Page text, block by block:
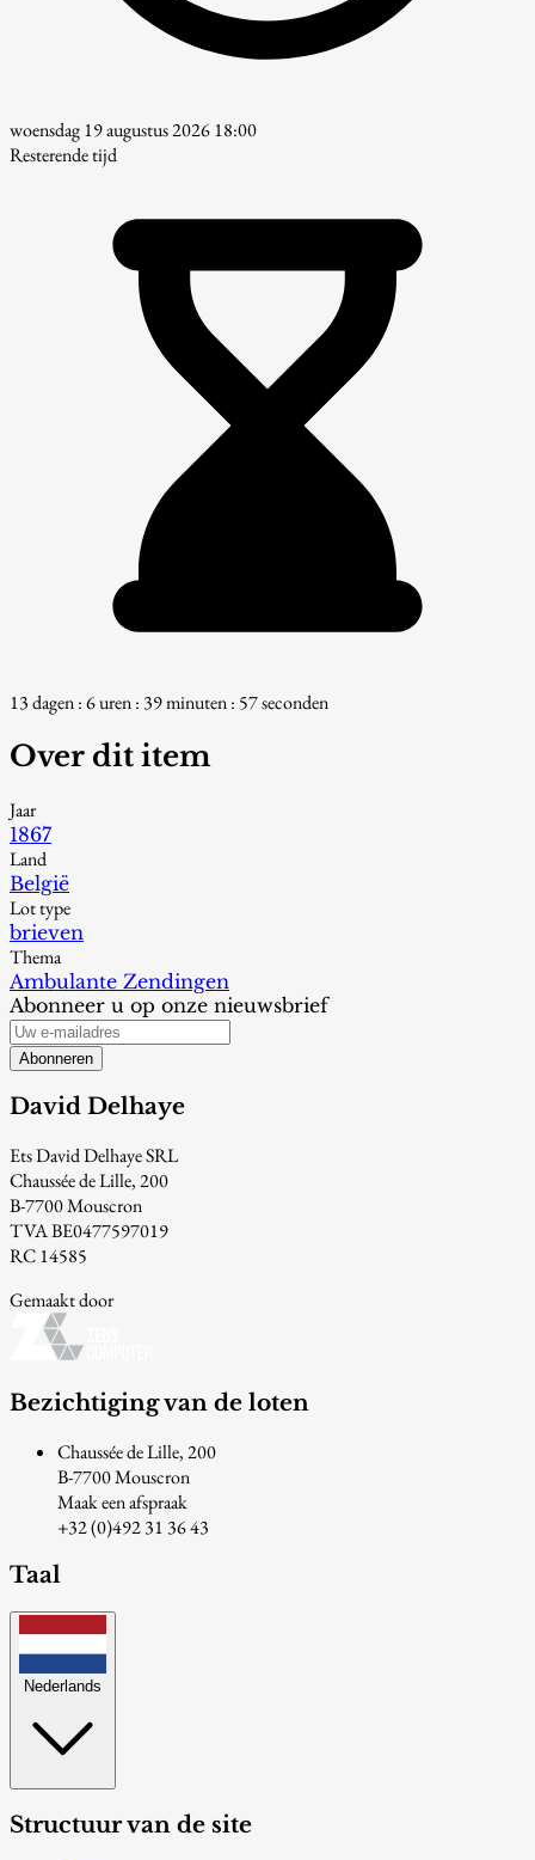
woensdag 19 augustus 2026 18:00
Resterende tijd
13 dagen : 6 uren : 39 minuten : 56 seconden
Over dit item
Jaar
1867
Land
België
Lot type
brieven
Thema
Ambulante Zendingen
Abonneer u op onze nieuwsbrief
Abonneren
David Delhaye
Ets David Delhaye SRL
Chaussée de Lille, 200
B-7700 Mouscron
TVA BE0477597019
RC 14585
Gemaakt door
Bezichtiging van de loten
Chaussée de Lille, 200
B-7700 Mouscron
Maak een afspraak
+32 (0)492 31 36 43
Taal
Nederlands
Structuur van de site